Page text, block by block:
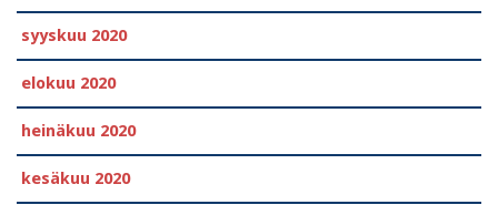
syyskuu 2020
elokuu 2020
heinäkuu 2020
kesäkuu 2020